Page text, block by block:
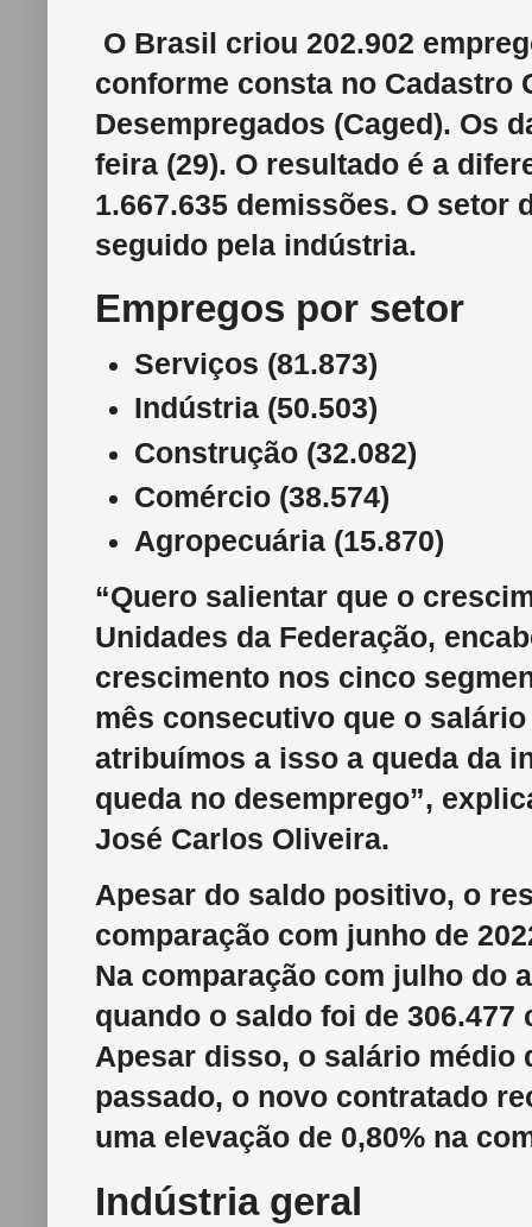
O Brasil criou 202.902
conforme consta no Cadastro
Desempregados (Caged). Os
feira (29). O resultado é a
1.667.635 demissões. O
seguido pela indústria.
Empregos por setor
Serviços (81.873)
Indústria (50.503)
Construção (32.082)
Comércio (38.574)
Agropecuária (15.870)
“Quero salientar que o
Unidades da Federação,
crescimento nos cinco
mês consecutivo que o
atribuímos a isso a queda da
queda no desemprego”,
José Carlos Oliveira.
Apesar do saldo positivo, o
comparação com junho de
Na comparação com julho do
quando o saldo foi de
Apesar disso, o salário médio
passado, o novo contratado
uma elevação de 0,80% na
Indústria geral